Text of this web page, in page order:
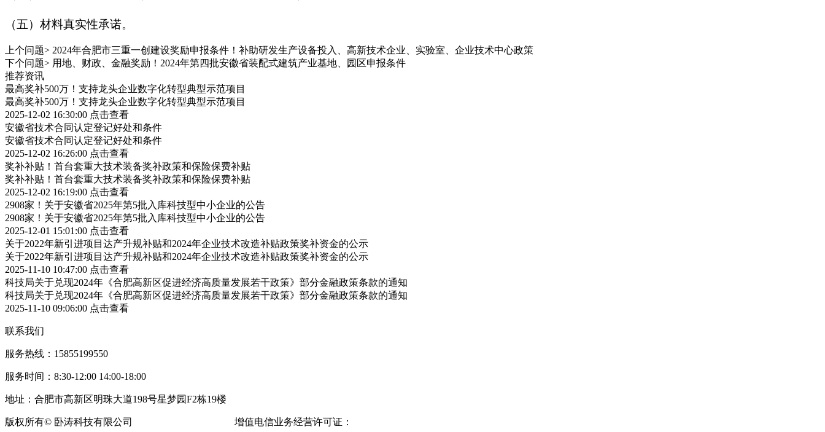
（五）材料真实性承诺。
上个问题> 2024年合肥市三重一创建设奖励申报条件！补助研发生产设备投入、高新技术企业、实验室、企业技术中心政策
下个问题> 用地、财政、金融奖励！2024年第四批安徽省装配式建筑产业基地、园区申报条件
推荐资讯
最高奖补500万！支持龙头企业数字化转型典型示范项目
最高奖补500万！支持龙头企业数字化转型典型示范项目
2025-12-02 16:30:00 点击查看
安徽省技术合同认定登记好处和条件
安徽省技术合同认定登记好处和条件
2025-12-02 16:26:00 点击查看
奖补补贴！首台套重大技术装备奖补政策和保险保费补贴
奖补补贴！首台套重大技术装备奖补政策和保险保费补贴
2025-12-02 16:19:00 点击查看
2908家！关于安徽省2025年第5批入库科技型中小企业的公告
2908家！关于安徽省2025年第5批入库科技型中小企业的公告
2025-12-01 15:01:00 点击查看
关于2022年新引进项目达产升规补贴和2024年企业技术改造补贴政策奖补资金的公示
关于2022年新引进项目达产升规补贴和2024年企业技术改造补贴政策奖补资金的公示
2025-11-10 10:47:00 点击查看
科技局关于兑现2024年《合肥高新区促进经济高质量发展若干政策》部分金融政策条款的通知
科技局关于兑现2024年《合肥高新区促进经济高质量发展若干政策》部分金融政策条款的通知
2025-11-10 09:06:00 点击查看
联系我们
服务热线：15855199550
服务时间：8:30-12:00 14:00-18:00
地址：合肥市高新区明珠大道198号星梦园F2栋19楼
版权所有© 卧涛科技有限公司 增值电信业务经营许可证：